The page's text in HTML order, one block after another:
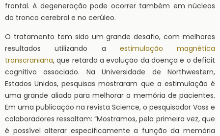
frontal. A degeneração pode ocorrer também em núcleos
do tronco cerebral e no cerúleo.
O tratamento tem sido um grande desafio, com melhores
resultados utilizando a estimulação magnética
transcraniana, que retarda a evolução da doença e o deficit
cognitivo associado. Na Universidade de Northwestern,
Estados Unidos, pesquisas mostraram que a estimulação é
uma grande aliada para melhorar a memória de pacientes.
Em uma publicação na revista Science, o pesquisador Voss e
colaboradores ressaltam: “Mostramos, pela primeira vez, que
é possível alterar especificamente a função da memória